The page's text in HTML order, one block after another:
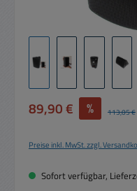
Verkaufspreis:
89,90 € % Regulärer
113,05 €
Preise inkl. MwSt. zzgl.
Sofort verfügbar,